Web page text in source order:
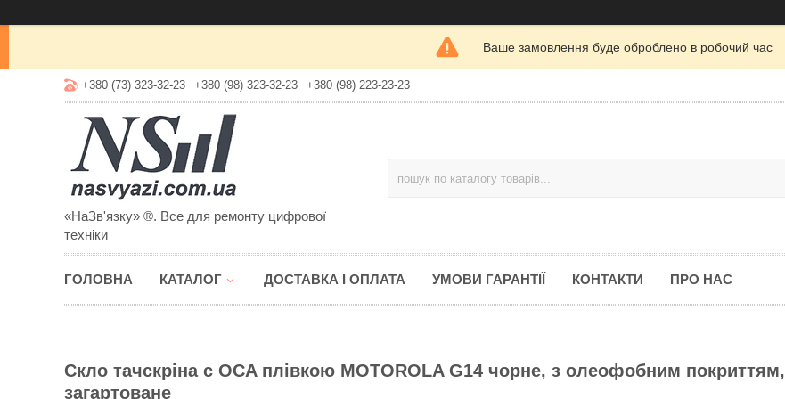
Ваше замовлення буде оброблено в робочий час
+380 (73) 323-32-23 +380 (98) 323-32-23 +380 (98) 223-23-23
«НаЗв'язку» ®. Все для ремонту цифрової
техніки
ГОЛОВНА КАТАЛОГ ДОСТАВКА І ОПЛАТА УМОВИ ГАРАНТІЇ КОНТАКТИ ПРО НАС
Скло тачскріна c OCA плівкою MOTOROLA G14 чорне, з олеофобним покриттям,
загартоване